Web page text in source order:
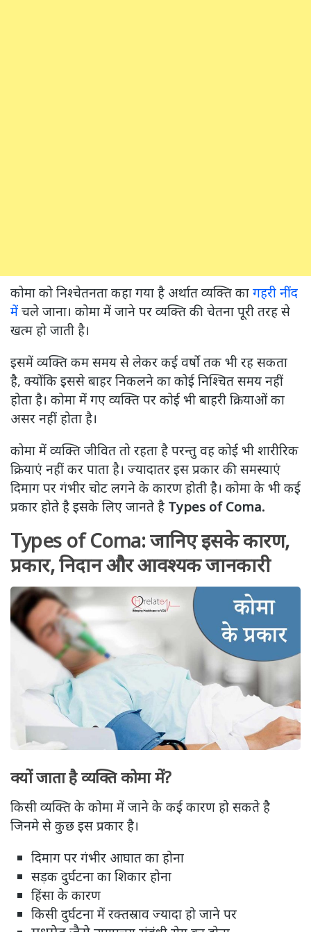
कोमा को निश्चेतनता कहा गया है अर्थात व्यक्ति का गहरी नींद
में चले जाना। कोमा में जाने पर व्यक्ति की चेतना पूरी तरह से
खत्म हो जाती है।
इसमें व्यक्ति कम समय से लेकर कई वर्षो तक भी रह सकता
है, क्योंकि इससे बाहर निकलने का कोई निश्चित समय नहीं
होता है। कोमा में गए व्यक्ति पर कोई भी बाहरी क्रियाओं का
असर नहीं होता है।
कोमा में व्यक्ति जीवित तो रहता है परन्तु वह कोई भी शारीरिक
क्रियाएं नहीं कर पाता है। ज्यादातर इस प्रकार की समस्याएं
दिमाग पर गंभीर चोट लगने के कारण होती है। कोमा के भी कई
प्रकार होते है इसके लिए जानते है Types of Coma.
Types of Coma: जानिए इसके कारण,
प्रकार, निदान और आवश्यक जानकारी
क्यों जाता है व्यक्ति कोमा में?
किसी व्यक्ति के कोमा में जाने के कई कारण हो सकते है
जिनमे से कुछ इस प्रकार है।
दिमाग पर गंभीर आघात का होना
सड़क दुर्घटना का शिकार होना
हिंसा के कारण
किसी दुर्घटना में रक्तस्राव ज्यादा हो जाने पर